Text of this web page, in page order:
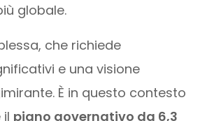
globale.
che richiede
e una visione
È in questo contesto
il piano governativo da 6,3